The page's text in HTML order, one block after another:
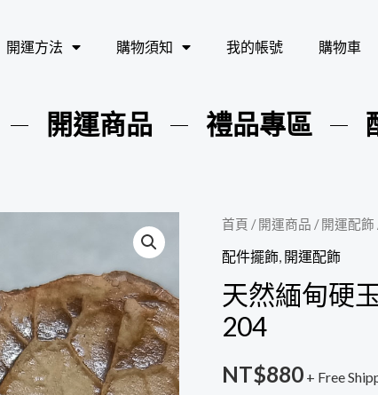
開運方法
購物須知 我的帳號 購物車
開運商品 禮品專區
首頁 /開運商品 /開運配飾
配件擺飾 開運配飾
天然緬甸硬
204
NT$880 + Free
天
然
甸
硬
翡